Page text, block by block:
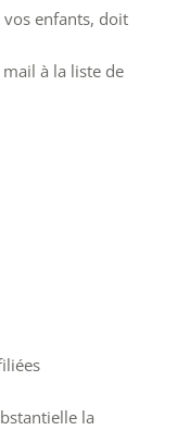
enfants, doit
à la liste de
la